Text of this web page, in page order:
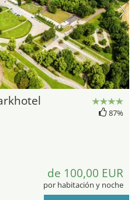
87%
de 100,00 EUR
por habitación y noche